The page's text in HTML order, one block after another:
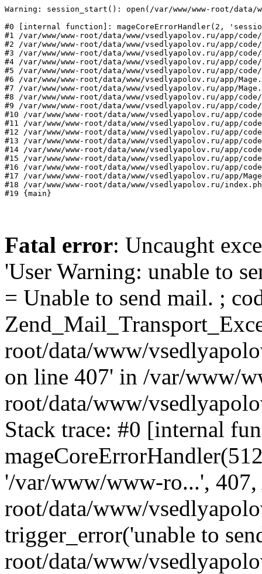
Warning: session_start(): open(/var/www/www-root/data/
#0 [internal function]: mageCoreErrorHandler(2,
#1 /var/www/www-root/data/www/vsedlyapolov.ru/app/
#2 /var/www/www-root/data/www/vsedlyapolov.ru/app/
#3 /var/www/www-root/data/www/vsedlyapolov.ru/app/
#4 /var/www/www-root/data/www/vsedlyapolov.ru/app/
#5 /var/www/www-root/data/www/vsedlyapolov.ru/app/
#6 /var/www/www-root/data/www/vsedlyapolov.ru/app/
#7 /var/www/www-root/data/www/vsedlyapolov.ru/app/
#8 /var/www/www-root/data/www/vsedlyapolov.ru/app/
#9 /var/www/www-root/data/www/vsedlyapolov.ru/app/
#10 /var/www/www-root/data/www/vsedlyapolov.ru/app/
#11 /var/www/www-root/data/www/vsedlyapolov.ru/app/
#12 /var/www/www-root/data/www/vsedlyapolov.ru/app/
#13 /var/www/www-root/data/www/vsedlyapolov.ru/app/
#14 /var/www/www-root/data/www/vsedlyapolov.ru/app/
#15 /var/www/www-root/data/www/vsedlyapolov.ru/app/
#16 /var/www/www-root/data/www/vsedlyapolov.ru/app/
#17 /var/www/www-root/data/www/vsedlyapolov.ru/app/
#18 /var/www/www-root/data/www/vsedlyapolov.ru/
#19 {main}
Fatal error: Uncaught
'User Warning: unable to
= Unable to send mail. ;
root/data/www/
on line 407' in /var/www/
root/data/www/
Stack trace: #0 [internal
'/var/www/www-ro...',
root/data/www/
trigger_error('unable to
root/data/www/